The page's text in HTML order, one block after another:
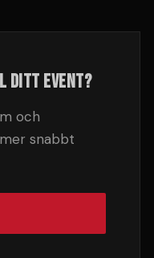
DITT EVENT?
och
snabbt